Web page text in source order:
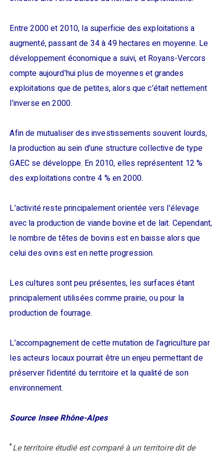
Entre 2000 et 2010, la superficie des exploitations a
augmenté, passant de 34 à 49 hectares en moyenne. Le
développement économique a suivi, et Royans-Vercors
compte aujourd’hui plus de moyennes et grandes
exploitations que de petites, alors que c’était nettement
l’inverse en 2000.
Afin de mutualiser des investissements souvent lourds,
la production au sein d’une structure collective de type
GAEC se développe. En 2010, elles représentent 12 %
des exploitations contre 4 % en 2000.
L’activité reste principalement orientée vers l’élevage
avec la production de viande bovine et de lait. Cependant,
le nombre de têtes de bovins est en baisse alors que
celui des ovins est en nette progression.
Les cultures sont peu présentes, les surfaces étant
principalement utilisées comme prairie, ou pour la
production de fourrage.
L’accompagnement de cette mutation de l’agriculture par
les acteurs locaux pourrait être un enjeu permettant de
préserver l’identité du territoire et la qualité de son
environnement.
Source Insee Rhône-Alpes
*Le territoire étudié est comparé à un territoire dit de